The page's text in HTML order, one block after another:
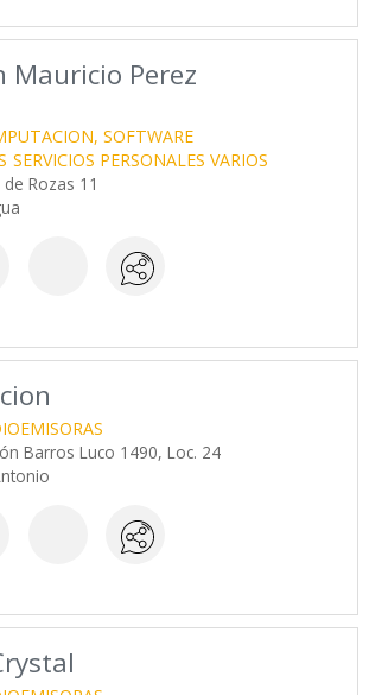
Mauricio Perez
SOFTWARE
SERVICIOS PERSONALES VARIOS
Rozas 11
Barros Luco 1490, Loc. 24